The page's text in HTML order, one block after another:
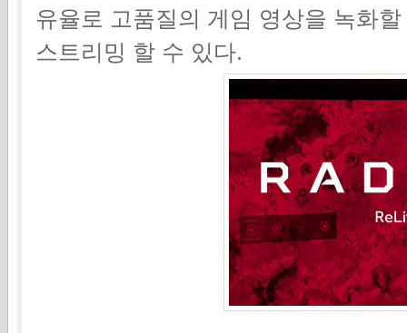
유율로 고품질의 게임 영상을 녹화
스트리밍 할 수 있다.